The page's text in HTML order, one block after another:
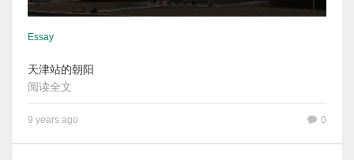
Essay
天津站的朝阳
阅读全文
9 years ago 0